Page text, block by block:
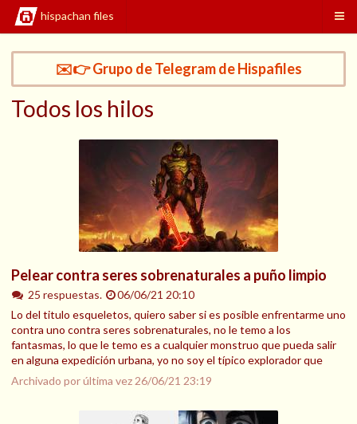
hispachan files
✉️👉 Grupo de Telegram de Hispafiles
Todos los hilos
Pelear contra seres sobrenaturales a puño limpio
25 respuestas.
06/06/21 20:10
Lo del titulo esqueletos, quiero saber si es posible enfrentarme uno
contra uno contra seres sobrenaturales, no le temo a los
fantasmas, lo que le temo es a cualquier monstruo que pueda salir
en alguna expedición urbana, yo no soy el típico explorador que
Archivado por última vez 26/06/21 23:19